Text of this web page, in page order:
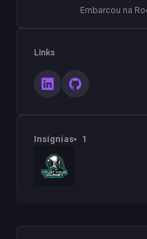
Embarcou na
Links
Insígnias 1